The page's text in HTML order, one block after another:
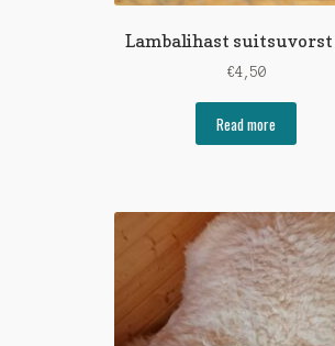
Lambalihast
€4,50
Read more